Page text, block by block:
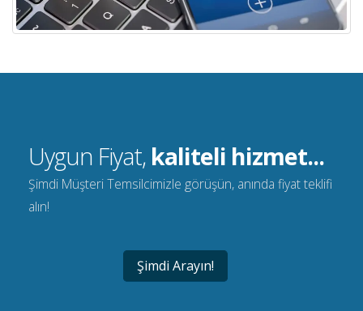
Uygun Fiyat, kaliteli hizmet...
Şimdi Müşteri Temsilcimizle görüşün, anında fiyat teklifi
alın!
Şimdi Arayın!